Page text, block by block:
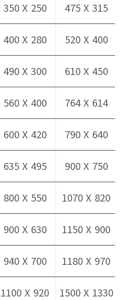
350 X 250 475 X 315
400 X 280 520 X 400
490 X 300 610 X 450
560 X 400 764 X 614
600 X 420 790 X 640
635 X 495 900 X 750
800 X 550 1070 X 820
900 X 630 1150 X 900
940 X 700 1180 X 970
1100 X 920 1500 X 1330